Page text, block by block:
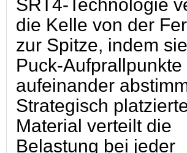
SRT4-Technologie
die Kelle von der
zur Spitze, indem
Puck-Aufprallpunkte
aufeinander
Strategisch
Material verteilt die
Belastung bei jeder